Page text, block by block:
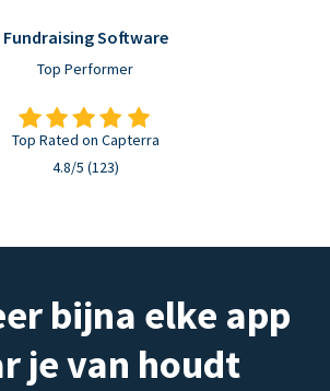
Fundraising Software
Top Performer
Top Rated on Capterra
4.8/5 (123)
bijna elke app
je van houdt